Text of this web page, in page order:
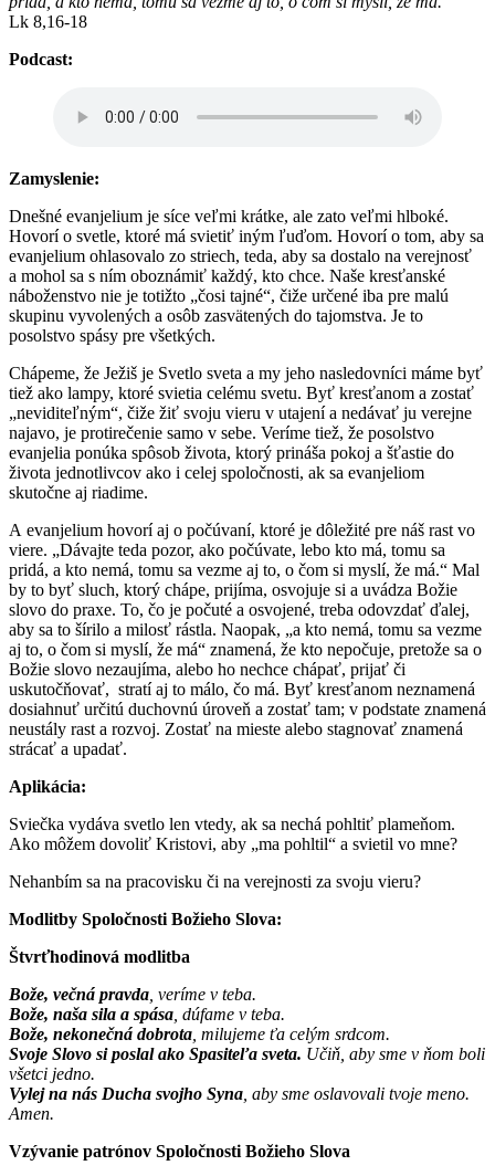
Lk 8,16-18
Podcast:
Zamyslenie:
Dnešné evanjelium je síce veľmi krátke, ale zato veľmi hlboké.
Hovorí o svetle, ktoré má svietiť iným ľuďom. Hovorí o tom, aby sa
evanjelium ohlasovalo zo striech, teda, aby sa dostalo na verejnosť
a mohol sa s ním oboznámiť každý, kto chce. Naše kresťanské
náboženstvo nie je totižto „čosi tajné“, čiže určené iba pre malú
skupinu vyvolených a osôb zasvätených do tajomstva. Je to
posolstvo spásy pre všetkých.
Chápeme, že Ježiš je Svetlo sveta a my jeho nasledovníci máme byť
tiež ako lampy, ktoré svietia celému svetu. Byť kresťanom a zostať
„neviditeľným“, čiže žiť svoju vieru v utajení a nedávať ju verejne
najavo, je protirečenie samo v sebe. Veríme tiež, že posolstvo
evanjelia ponúka spôsob života, ktorý prináša pokoj a šťastie do
života jednotlivcov ako i celej spoločnosti, ak sa evanjeliom
skutočne aj riadime.
A evanjelium hovorí aj o počúvaní, ktoré je dôležité pre náš rast vo
viere. „Dávajte teda pozor, ako počúvate, lebo kto má, tomu sa
pridá, a kto nemá, tomu sa vezme aj to, o čom si myslí, že má.“ Mal
by to byť sluch, ktorý chápe, prijíma, osvojuje si a uvádza Božie
slovo do praxe. To, čo je počuté a osvojené, treba odovzdať ďalej,
aby sa to šírilo a milosť rástla. Naopak, „a kto nemá, tomu sa vezme
aj to, o čom si myslí, že má“ znamená, že kto nepočuje, pretože sa o
Božie slovo nezaujíma, alebo ho nechce chápať, prijať či
uskutočňovať, stratí aj to málo, čo má. Byť kresťanom neznamená
dosiahnuť určitú duchovnú úroveň a zostať tam; v podstate znamená
neustály rast a rozvoj. Zostať na mieste alebo stagnovať znamená
strácať a upadať.
Aplikácia:
Sviečka vydáva svetlo len vtedy, ak sa nechá pohltiť plameňom.
Ako môžem dovoliť Kristovi, aby „ma pohltil“ a svietil vo mne?
Nehanbím sa na pracovisku či na verejnosti za svoju vieru?
Modlitby Spoločnosti Božieho Slova:
Štvrťhodinová modlitba
Bože, večná pravda , veríme v teba.
Bože, naša sila a spása , dúfame v teba.
Bože, nekonečná dobrota , milujeme ťa celým srdcom.
Svoje Slovo si poslal ako Spasiteľa sveta. Učiň, aby sme v ňom boli
všetci jedno.
Vylej na nás Ducha svojho Syna , aby sme oslavovali tvoje meno.
Amen.
Vzývanie patrónov Spoločnosti Božieho Slova